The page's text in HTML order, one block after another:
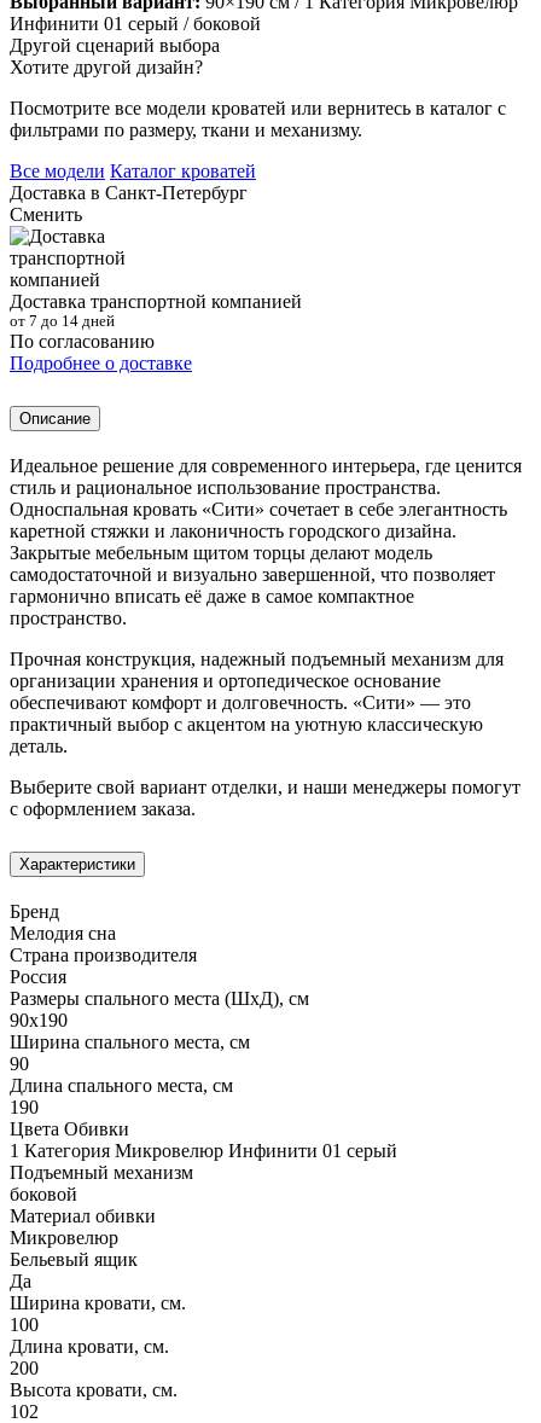
Инфинити 01 серый / боковой
Другой сценарий выбора
Хотите другой дизайн?
Посмотрите все модели кроватей или вернитесь в каталог с
фильтрами по размеру, ткани и механизму.
Все модели Каталог кроватей
Доставка в Санкт-Петербург
Сменить
Доставка транспортной компанией
от 7 до 14 дней
По согласованию
Подробнее о доставке
Описание
Идеальное решение для современного интерьера, где ценится
стиль и рациональное использование пространства.
Односпальная кровать «Сити» сочетает в себе элегантность
каретной стяжки и лаконичность городского дизайна.
Закрытые мебельным щитом торцы делают модель
самодостаточной и визуально завершенной, что позволяет
гармонично вписать её даже в самое компактное
пространство.
Прочная конструкция, надежный подъемный механизм для
организации хранения и ортопедическое основание
обеспечивают комфорт и долговечность. «Сити» — это
практичный выбор с акцентом на уютную классическую
деталь.
Выберите свой вариант отделки, и наши менеджеры помогут
с оформлением заказа.
Характеристики
Бренд
Мелодия сна
Страна производителя
Россия
Размеры спального места (ШхД), см
90х190
Ширина спального места, см
90
Длина спального места, см
190
Цвета Обивки
1 Категория Микровелюр Инфинити 01 серый
Подъемный механизм
боковой
Материал обивки
Микровелюр
Бельевый ящик
Да
Ширина кровати, см.
100
Длина кровати, см.
200
Высота кровати, см.
102